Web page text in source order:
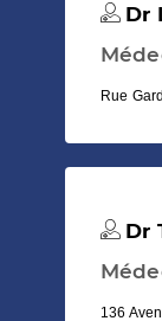
Dr
Rue
Dr
136